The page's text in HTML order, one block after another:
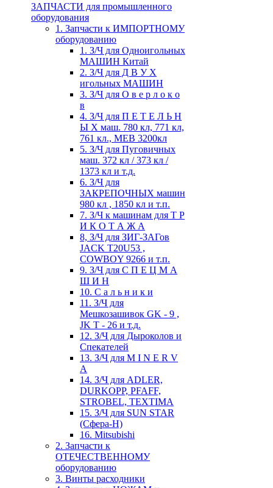
ЗАПЧАСТИ для промышленного
оборудования
1. Запчасти к ИМПОРТНОМУ
оборудованию
1. З/Ч для Одноигольных
МАШИН Китай
2. З/Ч для Д В У Х
игольных МАШИН
3. З/Ч для О в е р л о к о
в
4. З/Ч для П Е Т Е Л Ь Н
Ы Х маш. 780 кл, 771 кл,
761 кл., MEB 3200кл
5. З/Ч для Пуговичных
маш. 372 кл / 373 кл /
1373 кл и т.д.
6. З/Ч для
ЗАКРЕПОЧНЫХ машин
980 кл , 1850 кл и т.п.
7. З/Ч к машинам для Т Р
И К О Т А Ж А
8, З/Ч для ЗИГ-ЗАГов
JACK Т20U53 ,
COWBOY 9266 и т.п.
9. З/Ч для С П Е Ц М А
Ш И Н
10. С а л ь н и к и
11. З/Ч для
Мешкозашивок GK - 9 ,
JK T - 26 и т.д.
12. З/Ч для Дыроколов и
Спекателей
13. З/Ч для M I N E R V
A
14. З/Ч для ADLER,
DURKOPP, PFAFF,
STROBEL, TEXTIMA
15. З/Ч для SUN STAR
(Сфера-Н)
16. Mitsubishi
2. Запчасти к
ОТЕЧЕСТВЕННОМУ
оборудованию
3. Винты расходники